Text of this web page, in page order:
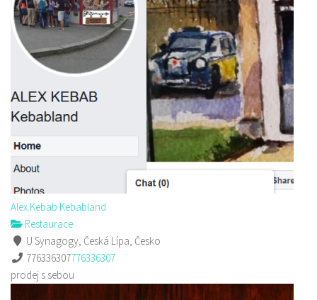
Alex Kebab Kebabland
Restaurace
U Synagogy, Česká Lípa, Česko
776336307776336307
prodej s sebou